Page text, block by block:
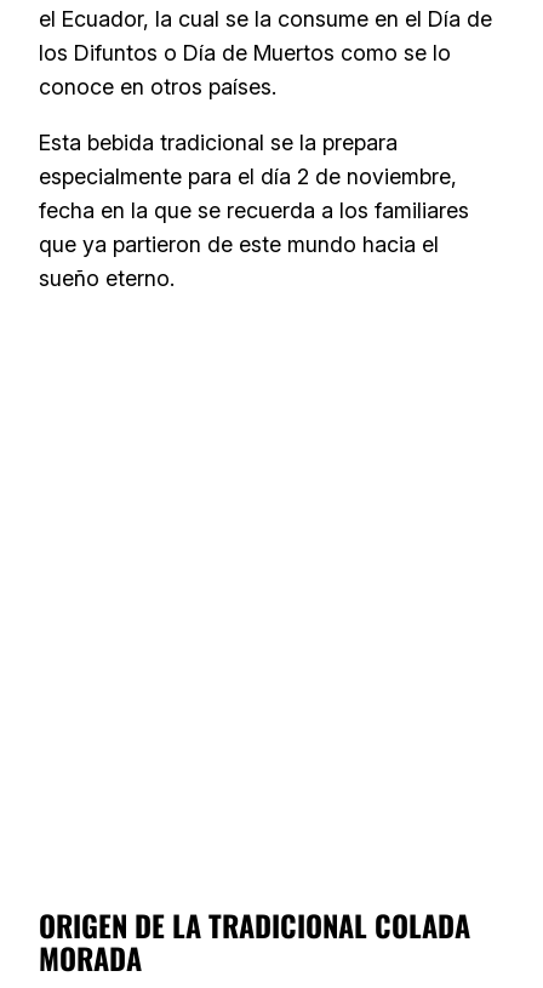
el Ecuador, la cual se la consume en el Día de
los Difuntos o Día de Muertos como se lo
conoce en otros países.
Esta bebida tradicional se la prepara
especialmente para el día 2 de noviembre,
fecha en la que se recuerda a los familiares
que ya partieron de este mundo hacia el
sueño eterno.
ORIGEN DE LA TRADICIONAL COLADA
MORADA